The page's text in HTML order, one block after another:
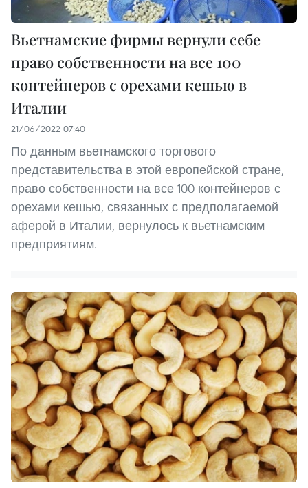
Вьетнамские фирмы вернули себе
право собственности на все 100
контейнеров с орехами кешью в
Италии
21/06/2022 07:40
По данным вьетнамского торгового
представительства в этой европейской стране,
право собственности на все 100 контейнеров с
орехами кешью, связанных с предполагаемой
аферой в Италии, вернулось к вьетнамским
предприятиям.